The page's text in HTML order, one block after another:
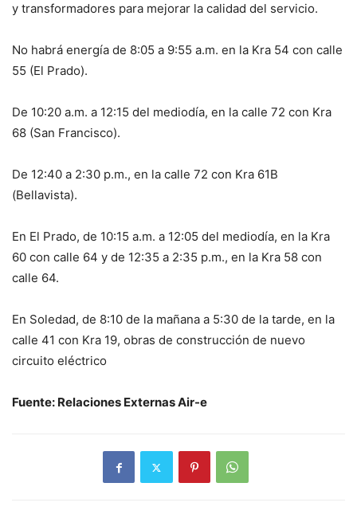
y transformadores para mejorar la calidad del servicio.
No habrá energía de 8:05 a 9:55 a.m. en la Kra 54 con calle
55 (El Prado).
De 10:20 a.m. a 12:15 del mediodía, en la calle 72 con Kra
68 (San Francisco).
De 12:40 a 2:30 p.m., en la calle 72 con Kra 61B
(Bellavista).
En El Prado, de 10:15 a.m. a 12:05 del mediodía, en la Kra
60 con calle 64 y de 12:35 a 2:35 p.m., en la Kra 58 con
calle 64.
En Soledad, de 8:10 de la mañana a 5:30 de la tarde, en la
calle 41 con Kra 19, obras de construcción de nuevo
circuito eléctrico
Fuente: Relaciones Externas Air-e